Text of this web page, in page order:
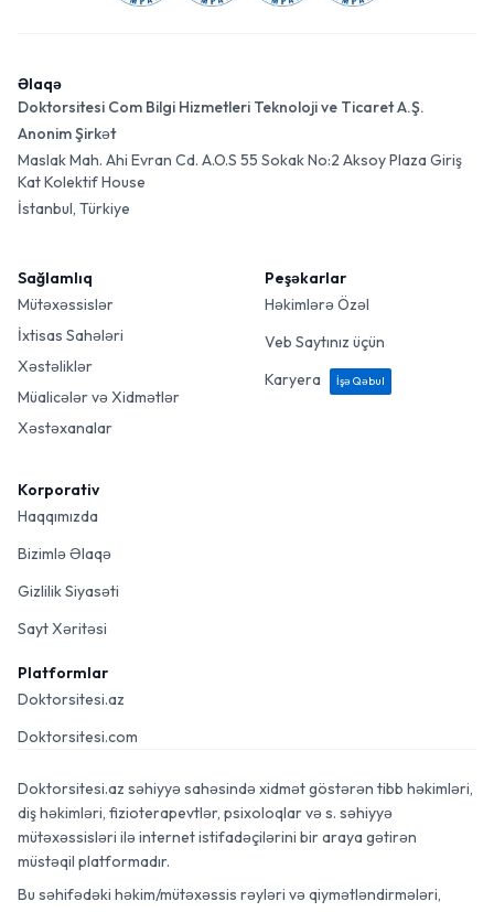
Əlaqə
Doktorsitesi Com Bilgi Hizmetleri Teknoloji ve Ticaret A.Ş.
Anonim Şirkət
Maslak Mah. Ahi Evran Cd. A.O.S 55 Sokak No:2 Aksoy Plaza Giriş
Kat Kolektif House
İstanbul, Türkiye
Sağlamlıq
Mütəxəssislər
İxtisas Sahələri
Xəstəliklər
Müalicələr və Xidmətlər
Xəstəxanalar
Peşəkarlar
Həkimlərə Özəl
Veb Saytınız üçün
Karyera
İşə Qəbul
Korporativ
Haqqımızda
Bizimlə Əlaqə
Gizlilik Siyasəti
Sayt Xəritəsi
Platformlar
Doktorsitesi.az
Doktorsitesi.com
Doktorsitesi.az səhiyyə sahəsində xidmət göstərən tibb həkimləri,
diş həkimləri, fizioterapevtlər, psixoloqlar və s. səhiyyə
mütəxəssisləri ilə internet istifadəçilərini bir araya gətirən
müstəqil platformadır.
Bu səhifədəki həkim/mütəxəssis rəyləri və qiymətləndirmələri,